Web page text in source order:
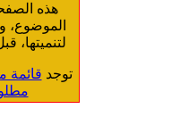
هذه
الموضوع،
لتنميتها،
توجد قائمة